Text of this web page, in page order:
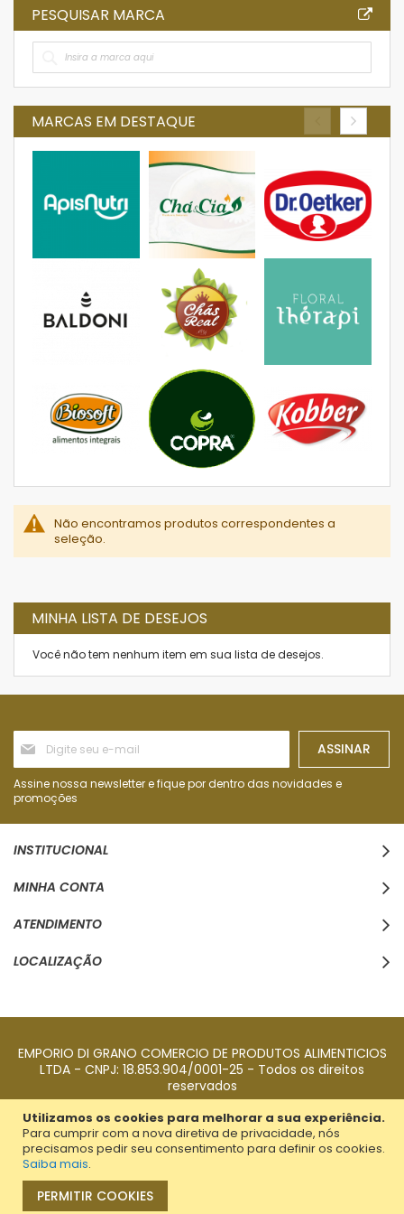
Utilizamos os cookies para melhorar a sua experiência.
Para cumprir com a nova diretiva de privacidade, nós
precisamos pedir seu consentimento para definir os cookies.
Saiba mais.
PERMITIR COOKIES
Não encontramos produtos correspondentes a
seleção.
PESQUISAR MARCA
MARCAS EM DESTAQUE
MINHA LISTA DE DESEJOS
Você não tem nenhum item em sua lista de desejos.
Inscreva-
se
na
nossa
Newsletter:
ASSINAR
Assine nossa newsletter e fique por dentro das novidades e
promoções
INSTITUCIONAL
MINHA CONTA
ATENDIMENTO
LOCALIZAÇÃO
EMPORIO DI GRANO COMERCIO DE PRODUTOS ALIMENTICIOS
LTDA - CNPJ: 18.853.904/0001-25 - Todos os direitos
reservados